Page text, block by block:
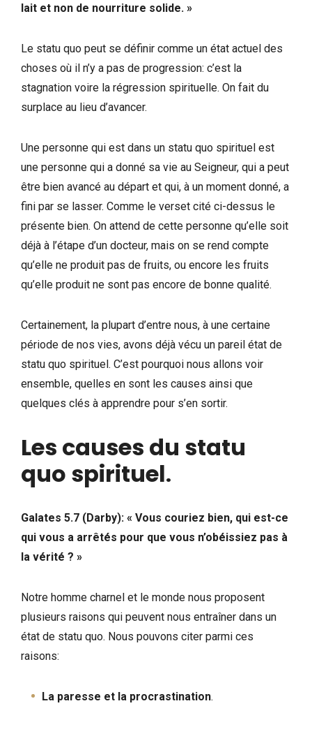
lait et non de nourriture solide. »
Le statu quo peut se définir comme un état actuel des
choses où il n’y a pas de progression: c’est la
stagnation voire la régression spirituelle. On fait du
surplace au lieu d’avancer.
Une personne qui est dans un statu quo spirituel est
une personne qui a donné sa vie au Seigneur, qui a peut
être bien avancé au départ et qui, à un moment donné, a
fini par se lasser. Comme le verset cité ci-dessus le
présente bien. On attend de cette personne qu’elle soit
déjà à l’étape d’un docteur, mais on se rend compte
qu’elle ne produit pas de fruits, ou encore les fruits
qu’elle produit ne sont pas encore de bonne qualité.
Certainement, la plupart d’entre nous, à une certaine
période de nos vies, avons déjà vécu un pareil état de
statu quo spirituel. C’est pourquoi nous allons voir
ensemble, quelles en sont les causes ainsi que
quelques clés à apprendre pour s’en sortir.
Les causes du statu
quo spirituel.
Galates 5.7 (Darby): « Vous couriez bien, qui est-ce
qui vous a arrêtés pour que vous n’obéissiez pas à
la vérité ? »
Notre homme charnel et le monde nous proposent
plusieurs raisons qui peuvent nous entraîner dans un
état de statu quo. Nous pouvons citer parmi ces
raisons:
La paresse et la procrastination.